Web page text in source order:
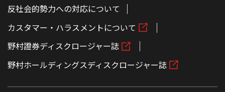
反社会的勢力への対応について
カスタマー・ハラスメントについて
野村證券ディスクロージャー誌
野村ホールディングスディスクロージャー誌